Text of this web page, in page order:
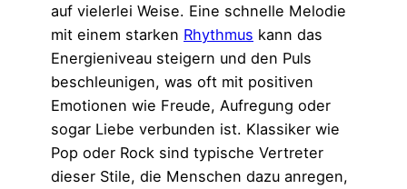
auf vielerlei Weise. Eine schnelle Melodie
mit einem starken Rhythmus kann das
Energieniveau steigern und den Puls
beschleunigen, was oft mit positiven
Emotionen wie Freude, Aufregung oder
sogar Liebe verbunden ist. Klassiker wie
Pop oder Rock sind typische Vertreter
dieser Stile, die Menschen dazu anregen,